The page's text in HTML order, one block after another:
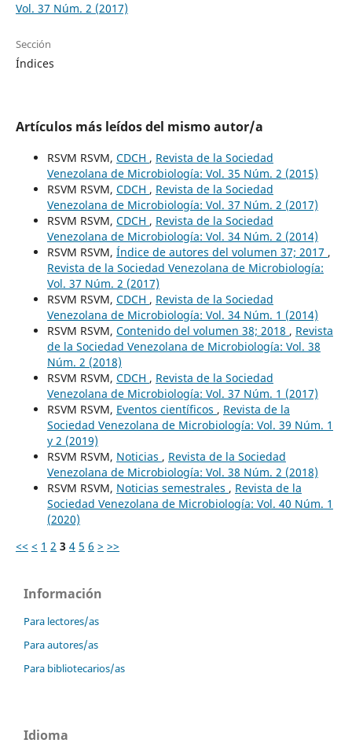
Vol. 37 Núm. 2 (2017)
Sección
Índices
Artículos más leídos del mismo autor/a
RSVM RSVM, CDCH , Revista de la Sociedad
Venezolana de Microbiología: Vol. 35 Núm. 2 (2015)
RSVM RSVM, CDCH , Revista de la Sociedad
Venezolana de Microbiología: Vol. 37 Núm. 2 (2017)
RSVM RSVM, CDCH , Revista de la Sociedad
Venezolana de Microbiología: Vol. 34 Núm. 2 (2014)
RSVM RSVM, Índice de autores del volumen 37; 2017 ,
Revista de la Sociedad Venezolana de Microbiología:
Vol. 37 Núm. 2 (2017)
RSVM RSVM, CDCH , Revista de la Sociedad
Venezolana de Microbiología: Vol. 34 Núm. 1 (2014)
RSVM RSVM, Contenido del volumen 38; 2018 , Revista
de la Sociedad Venezolana de Microbiología: Vol. 38
Núm. 2 (2018)
RSVM RSVM, CDCH , Revista de la Sociedad
Venezolana de Microbiología: Vol. 37 Núm. 1 (2017)
RSVM RSVM, Eventos científicos , Revista de la
Sociedad Venezolana de Microbiología: Vol. 39 Núm. 1
y 2 (2019)
RSVM RSVM, Noticias , Revista de la Sociedad
Venezolana de Microbiología: Vol. 38 Núm. 2 (2018)
RSVM RSVM, Noticias semestrales , Revista de la
Sociedad Venezolana de Microbiología: Vol. 40 Núm. 1
(2020)
<< < 1 2 3 4 5 6 > >>
Información
Para lectores/as
Para autores/as
Para bibliotecarios/as
Idioma